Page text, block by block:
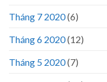
Tháng 7 2020(6)
Tháng 6 2020(12)
Tháng 5 2020(7)